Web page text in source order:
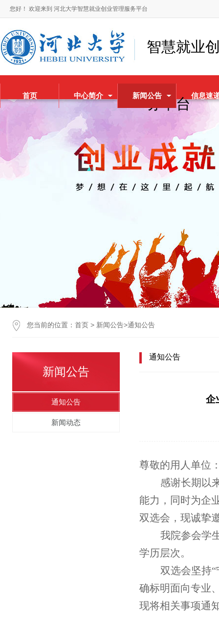
您好！ 欢迎来到 河北大学智慧就业创业管理服务平台
智慧就业
务平台
首页 中心简介 新闻公告 信息速
您当前的位置： 首页 > 新闻公告>通知公告
新闻公告
通知公告
新闻动态
通知公告
企
尊敬的用人单位
感谢长期以
能力，同时为企
双选会，现诚挚
我院参会学
学历层次。
双选会坚持“
确标明面向专业
现将相关事项通